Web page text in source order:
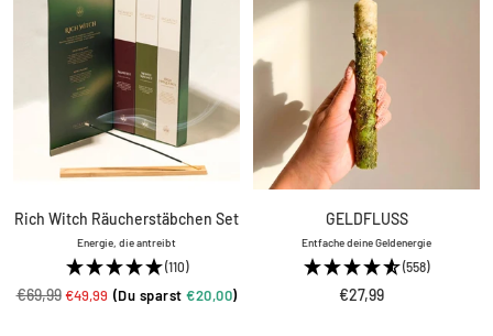
Rich Witch Räucherstäbchen Set
Energie, die antreibt
(110)
Angebotspreis
€49,99
Regulärer
€69,99 (Du sparst €20,00)
GELDFLUSS
Entfache deine Geldenergie
(558)
Angebotspreis
€27,99